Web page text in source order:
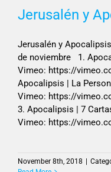
Jerusalén y
Jerusalén y
de noviembre 1.
Vimeo: https://
Apocalipsis | La
Vimeo: https://
3. Apocalipsis | 7
Vimeo: https://
November 8th, 2018